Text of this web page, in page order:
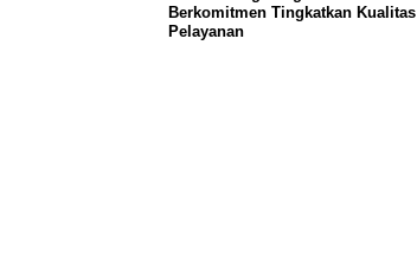
Berkomitmen Tingkatkan Kualitas
Pelayanan